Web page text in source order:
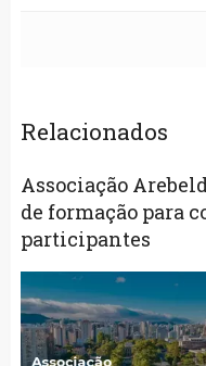
Relacionados
Associação
de formação para
participantes